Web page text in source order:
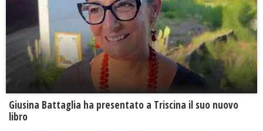
Giusina Battaglia ha presentato a Triscina il suo nuovo
libro